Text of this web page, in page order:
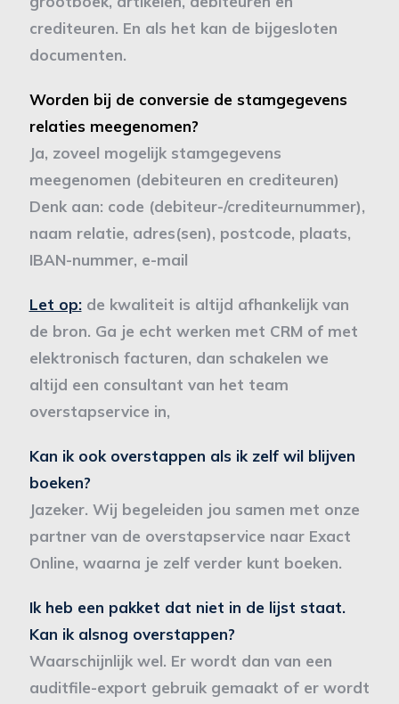
crediteuren. En als het kan de bijgesloten
documenten.
Worden bij de conversie de stamgegevens
relaties meegenomen?
Ja, zoveel mogelijk stamgegevens
meegenomen (debiteuren en crediteuren)
Denk aan: code (debiteur-/crediteurnummer),
naam relatie, adres(sen), postcode, plaats,
IBAN-nummer, e-mail
Let op:de kwaliteit is altijd afhankelijk van
de bron. Ga je echt werken met CRM of met
elektronisch facturen, dan schakelen we
altijd een consultant van het team
overstapservice in,
Kan ik ook overstappen als ik zelf wil blijven
boeken?
Jazeker. Wij begeleiden jou samen met onze
partner van de overstapservice naar Exact
Online, waarna je zelf verder kunt boeken.
Ik heb een pakket dat niet in de lijst staat.
Kan ik alsnog overstappen?
Waarschijnlijk wel. Er wordt dan van een
auditfile-export gebruik gemaakt of er wordt